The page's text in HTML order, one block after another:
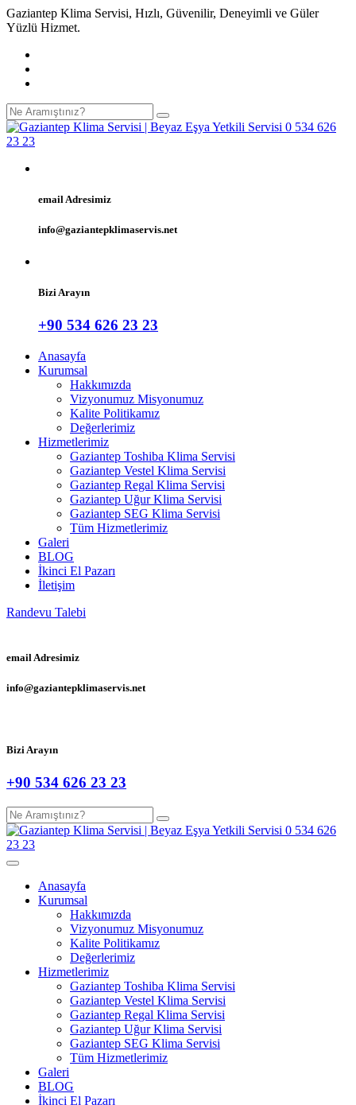
Gaziantep Klima Servisi, Hızlı, Güvenilir, Deneyimli ve Güler
Yüzlü Hizmet.
email Adresimiz
info@gaziantepklimaservis.net
Bizi Arayın
+90 534 626 23 23
Anasayfa
Kurumsal
Hakkımızda
Vizyonumuz Misyonumuz
Kalite Politikamız
Değerlerimiz
Hizmetlerimiz
Gaziantep Toshiba Klima Servisi
Gaziantep Vestel Klima Servisi
Gaziantep Regal Klima Servisi
Gaziantep Uğur Klima Servisi
Gaziantep SEG Klima Servisi
Tüm Hizmetlerimiz
Galeri
BLOG
İkinci El Pazarı
İletişim
Randevu Talebi
email Adresimiz
info@gaziantepklimaservis.net
Bizi Arayın
+90 534 626 23 23
Anasayfa
Kurumsal
Hakkımızda
Vizyonumuz Misyonumuz
Kalite Politikamız
Değerlerimiz
Hizmetlerimiz
Gaziantep Toshiba Klima Servisi
Gaziantep Vestel Klima Servisi
Gaziantep Regal Klima Servisi
Gaziantep Uğur Klima Servisi
Gaziantep SEG Klima Servisi
Tüm Hizmetlerimiz
Galeri
BLOG
İkinci El Pazarı